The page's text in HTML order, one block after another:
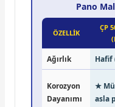
Pano
ÖZELLİK
ÇP
Ağırlık Hafif
Korozyon
Dayanımı
★
asla